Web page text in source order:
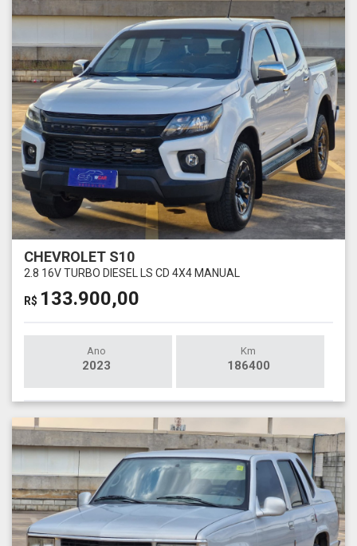
CHEVROLET S10
2.8 16V TURBO DIESEL LS CD 4X4 MANUAL
R$ 133.900,00
Ano
2023
Km
186400